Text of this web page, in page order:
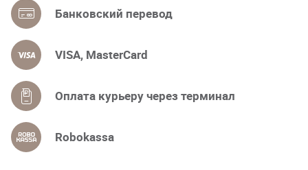
Банковский перевод
VISA, MasterCard
Оплата курьеру через терминал
Robokassa